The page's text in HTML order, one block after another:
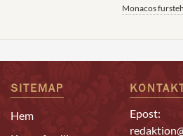
Monacos
SITEMAP
Hem
Epost: